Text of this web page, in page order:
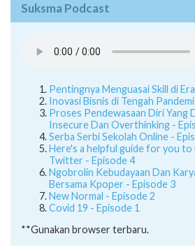
Suksma Podcast
Pentingnya Menguasai Skill di
Inovasi Bisnis di Tengah
Proses Pendewasaan Diri Yang
Insecure Dan Overthinking -
Serba Serbi Sekolah Online -
Here's a helpful guide for you to
Twitter - Episode 4
Ngobrolin Kebudayaan Dan
Bersama Kpoper - Episode 3
New Normal - Episode 2
Covid 19 - Episode 1
**Gunakan browser terbaru.